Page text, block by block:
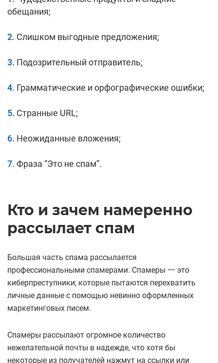
обещания;
Слишком выгодные предложения;
Подозрительный отправитель;
Грамматические и орфографические ошибки;
Странные URL;
Неожиданные вложения;
Фраза “Это не спам”.
Кто и зачем намеренно
рассылает спам
Большая часть спама рассылается
профессиональными спамерами. Спамеры 一 это
киберпреступники, которые пытаются перехватить
личные данные с помощью невинно оформленных
маркетинговых писем.
Спамеры рассылают огромное количество
нежелательной почты в надежде, что хотя бы
некоторые из получателей нажмут на ссылки или